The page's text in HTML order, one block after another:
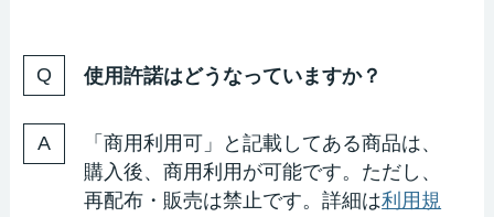
使用許諾はどうなっていますか？
「商用利用可」と記載してある商品は、
購入後、商用利用が可能です。ただし、
再配布・販売は禁止です。詳細は利用規